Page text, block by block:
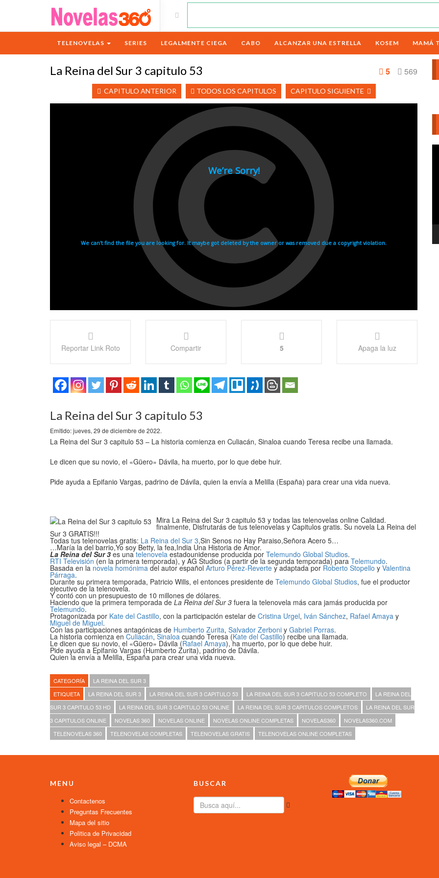
TELENOVELAS SERIES LEGALMENTE CIEGA CABO ALCANZAR UNA ESTRELLA KOSEM MAMÁ
La Reina del Sur 3 capitulo 53 569
5
CAPITULO ANTERIOR TODOS LOS CAPITULOS CAPITULO SIGUIENTE
Reportar Link Roto Compartir 5 Apaga la luz
La Reina del Sur 3 capitulo 53
Emitido: jueves, 29 de diciembre de 2022.
La Reina del Sur 3 capitulo 53 – La historia comienza en Culiacán, Sinaloa cuando Teresa recibe una llamada.
Le dicen que su novio, el «Güero» Dávila, ha muerto, por lo que debe huir.
Pide ayuda a Epifanio Vargas, padrino de Dávila, quien la envía a Melilla (España) para crear una vida nueva.
Mira La Reina del Sur 3 capitulo 53 y todas las telenovelas online Calidad.
finalmente, Disfrutarás de tus telenovelas y Capitulos gratis. Su novela La Reina del
Sur 3 GRATIS!!!
Todas tus telenovelas gratis: La Reina del Sur 3,Sin Senos no Hay Paraiso,Señora Acero 5…
…María la del barrio,Yo soy Betty, la fea,India Una Historia de Amor.
La Reina del Sur 3 es unatelenovela estadounidense producida por Telemundo Global Studios.
RTI Televisión (en la primera temporada), y AG Studios (a partir de la segunda temporada) para Telemundo.
Basada en la novela homónima del autor español Arturo Pérez-Reverte y adaptada por Roberto Stopello y Valentina
Párraga.
Durante su primera temporada, Patricio Wills, el entonces presidente de Telemundo Global Studios, fue el productor
ejecutivo de la telenovela.
Y contó con un presupuesto de 10 millones de dólares.
Haciendo que la primera temporada de La Reina del Sur 3 fuera la telenovela más cara jamás producida por
Telemundo.
Protagonizada por Kate del Castillo, con la participación estelar de Cristina Urgel, Iván Sánchez, Rafael Amaya y
Miguel de Miguel.
Con las participaciones antagónicas de Humberto Zurita, Salvador Zerboni y Gabriel Porras.
La historia comienza en Culiacán, Sinaloa cuando Teresa (Kate del Castillo) recibe una llamada.
Le dicen que su novio, el «Güero» Dávila (Rafael Amaya), ha muerto, por lo que debe huir.
Pide ayuda a Epifanio Vargas (Humberto Zurita), padrino de Dávila.
Quien la envía a Melilla, España para crear una vida nueva.
CATEGORÍA
LA REINA DEL SUR 3
ETIQUETA
LA REINA DEL SUR 3 LA REINA DEL SUR 3 CAPITULO 53 LA REINA DEL SUR 3 CAPITULO 53 COMPLETO
LA REINA DEL
SUR 3 CAPITULO 53 HD
LA REINA DEL SUR 3 CAPITULO 53 ONLINE LA REINA DEL SUR 3 CAPITULOS COMPLETOS
LA REINA DEL SUR
3 CAPITULOS ONLINE
NOVELAS 360 NOVELAS ONLINE NOVELAS ONLINE COMPLETAS NOVELAS360
NOVELAS360.COM
TELENOVELAS 360
TELENOVELAS COMPLETAS TELENOVELAS GRATIS TELENOVELAS ONLINE COMPLETAS
MENU
Contactenos
Preguntas Frecuentes
Mapa del sitio
Politica de Privacidad
Aviso legal – DCMA
BUSCAR